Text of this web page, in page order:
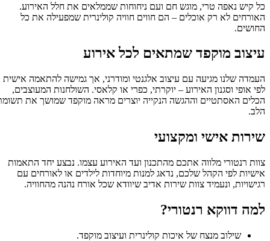
קיש נאפה טרי, מוגש חם ועם ניחוחות שממלאים את חלל האירוע.
לא רק אוכלים – הם חווים חוויה קולינרית שמפעילה את כל
מוקפד שמתאים לכל אירוע
שלנו מגיעה עם עיצוב אלגנטי ומודרני, אך גמישה להתאמה אישית
אופי וסגנון האירוע – יוקרתי, כפרי או קלאסי. השולחנות המעוצבים,
האסתטיים וההגשה הנקייה יוצרים מראה מוקפד שמושך את תשומת
אישי ומקצועי
רנטורי מלווה אתכם מהתכנון ועד האירוע עצמו. נבצע יחד התאמות
לפי הקהל שלכם, נדאג למנות מיוחדות לילדים או לאורחים עם
ונעמיד צוות שירות אדיב שיוודא שכל אורח נהנה מהחוויה.
דווקא רנטורי?
שילוב מנצח של איכות קולינרית ועיצוב מוקפד.